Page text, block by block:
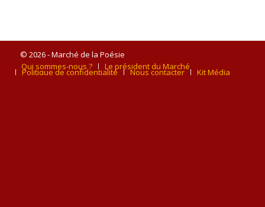
© 2026 - Marché de la Poésie
Qui sommes-nous ?
Le président du Marché
Politique de confidentialité Nous contacter Kit Média